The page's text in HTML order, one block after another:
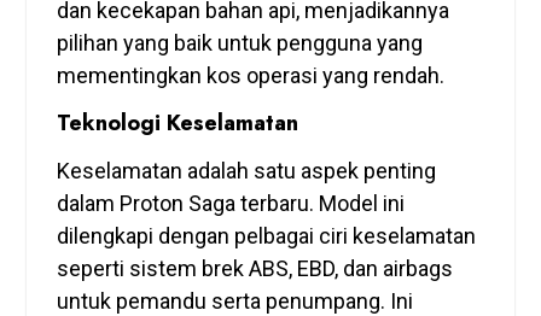
dan kecekapan bahan api, menjadikannya
pilihan yang baik untuk pengguna yang
mementingkan kos operasi yang rendah.
Teknologi Keselamatan
Keselamatan adalah satu aspek penting
dalam Proton Saga terbaru. Model ini
dilengkapi dengan pelbagai ciri keselamatan
seperti sistem brek ABS, EBD, dan airbags
untuk pemandu serta penumpang. Ini